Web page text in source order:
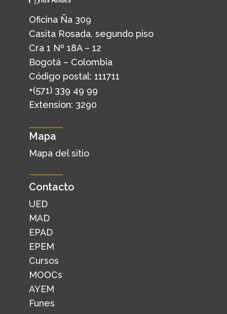
Oficina Ña 309
Casita Rosada, segundo piso
Cra 1 Nº 18A – 12
Bogotá – Colombia
Código postal: 111711
+(571) 339 49 99
Extension: 3290
Mapa
Mapa del sitio
Contacto
UED
MAD
EPAD
EPEM
Cursos
MOOCs
AYEM
Funes